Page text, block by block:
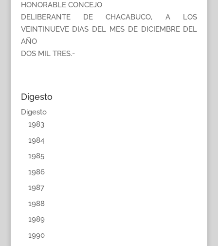
HONORABLE CONCEJO
DELIBERANTE DE CHACABUCO, A LOS
VEINTINUEVE DIAS DEL MES DE DICIEMBRE DEL
AÑO
DOS MIL TRES.-
Digesto
Digesto
1983
1984
1985
1986
1987
1988
1989
1990